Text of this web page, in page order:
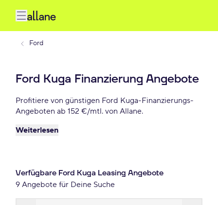
Ford
Ford Kuga Finanzierung Angebote
Profitiere von günstigen Ford Kuga-Finanzierungs-
Angeboten ab 152 €/mtl. von Allane.
Weiterlesen
Verfügbare Ford Kuga Leasing Angebote
9 Angebote für Deine Suche